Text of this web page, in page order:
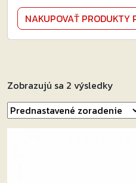
NAKUPOVAŤ PRODUKTY
Zobrazujú sa 2 výsledky